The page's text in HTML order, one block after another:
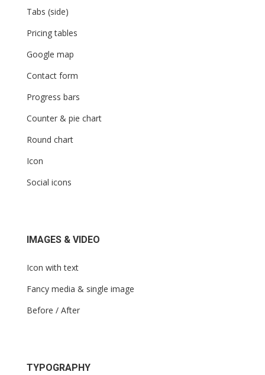
Tabs (side)
Pricing tables
Google map
Contact form
Progress bars
Counter & pie chart
Round chart
Icon
Social icons
IMAGES & VIDEO
Icon with text
Fancy media & single image
Before / After
TYPOGRAPHY